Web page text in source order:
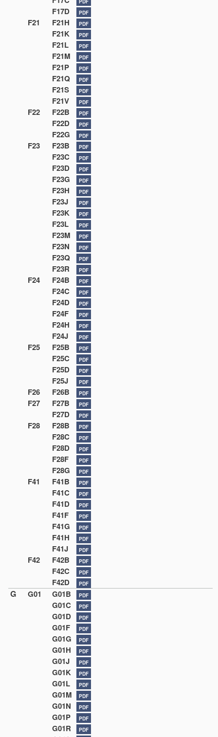
PDF
F17D PDF
F21 F21H PDF
F21K PDF
F21L PDF
F21M PDF
F21P PDF
F21Q PDF
F21S PDF
F21V PDF
F22 F22B PDF
F22D PDF
F22G PDF
F23 F23B PDF
F23C PDF
F23D PDF
F23G PDF
F23H PDF
F23J PDF
F23K PDF
F23L PDF
F23M PDF
F23N PDF
F23Q PDF
F23R PDF
F24 F24B PDF
F24C PDF
F24D PDF
F24F PDF
F24H PDF
F24J PDF
F25 F25B PDF
F25C PDF
F25D PDF
F25J PDF
F26 F26B PDF
F27 F27B PDF
F27D PDF
F28 F28B PDF
F28C PDF
F28D PDF
F28F PDF
F28G PDF
F41 F41B PDF
F41C PDF
F41D PDF
F41F PDF
F41G PDF
F41H PDF
F41J PDF
F42 F42B PDF
F42C PDF
F42D PDF
G G01 G01B PDF
G01C PDF
G01D PDF
G01F PDF
G01G PDF
G01H PDF
G01J PDF
G01K PDF
G01L PDF
G01M PDF
G01N PDF
G01P PDF
G01R PDF